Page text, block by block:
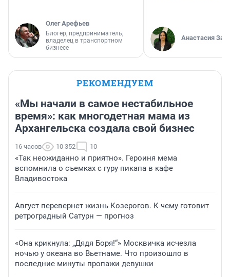
Олег Арефьев
Блогер, предприниматель,
владелец в транспортном
бизнесе
Анастасия
РЕКОМЕНДУЕМ
«Мы начали в самое нестабильное
время»: как многодетная мама из
Архангельска создала свой бизнес
16 часов 10 352 10
«Так неожиданно и приятно». Героиня мема
вспомнила о съемках с гуру пикапа в кафе
Владивостока
Август перевернет жизнь Козерогов. К чему готовит
ретроградный Сатурн — прогноз
«Она крикнула: „Дядя Боря!“» Москвичка исчезла
ночью у океана во Вьетнаме. Что произошло в
последние минуты пропажи девушки